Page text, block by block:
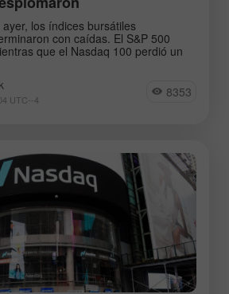
los índices bursátiles
con caídas. El S&P 500
que el Nasdaq 100 perdió un
UTC--4 8353